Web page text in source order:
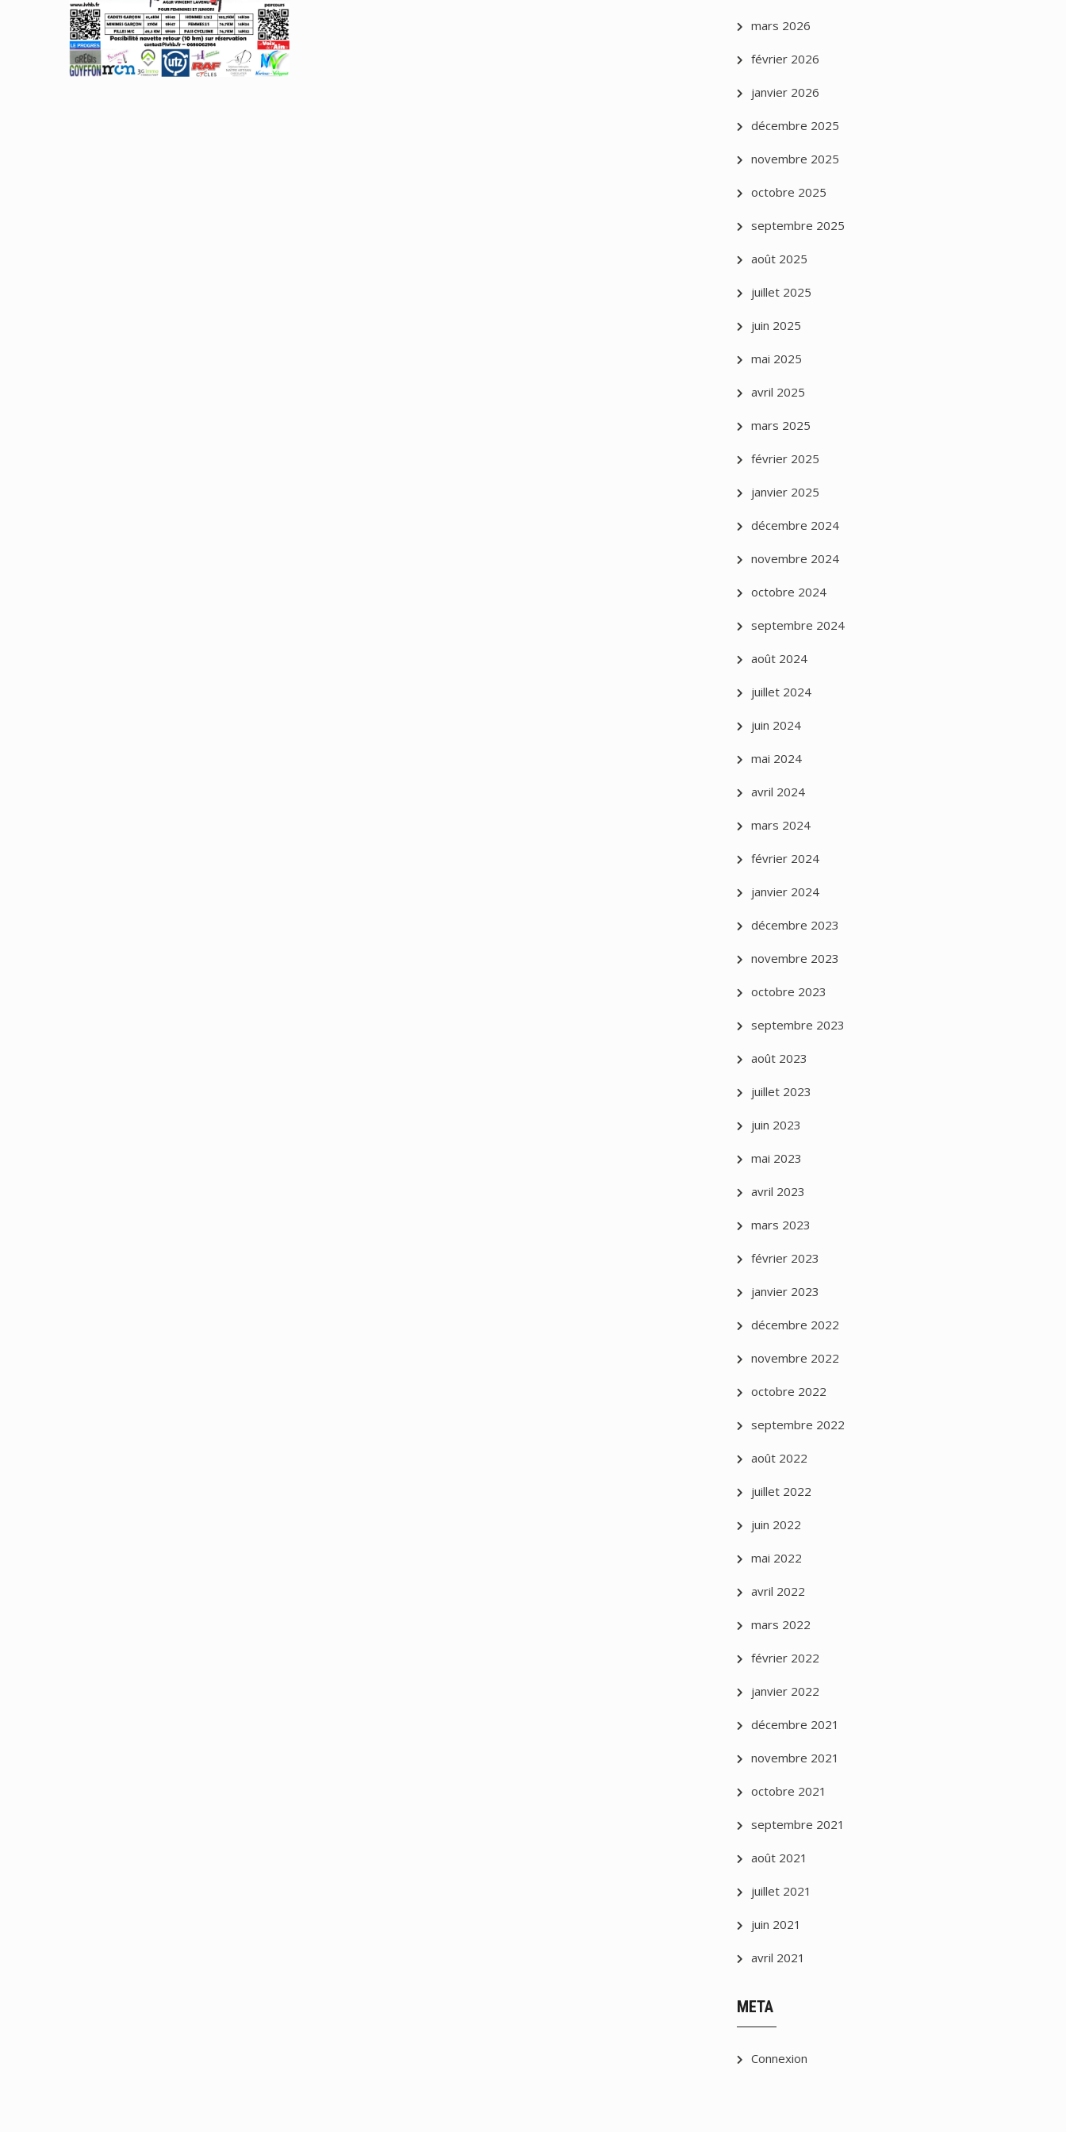
mars 2026
février 2026
janvier 2026
décembre 2025
novembre 2025
octobre 2025
septembre 2025
août 2025
juillet 2025
juin 2025
mai 2025
avril 2025
mars 2025
février 2025
janvier 2025
décembre 2024
novembre 2024
octobre 2024
septembre 2024
août 2024
juillet 2024
juin 2024
mai 2024
avril 2024
mars 2024
février 2024
janvier 2024
décembre 2023
novembre 2023
octobre 2023
septembre 2023
août 2023
juillet 2023
juin 2023
mai 2023
avril 2023
mars 2023
février 2023
janvier 2023
décembre 2022
novembre 2022
octobre 2022
septembre 2022
août 2022
juillet 2022
juin 2022
mai 2022
avril 2022
mars 2022
février 2022
janvier 2022
décembre 2021
novembre 2021
octobre 2021
septembre 2021
août 2021
juillet 2021
juin 2021
avril 2021
META
Connexion